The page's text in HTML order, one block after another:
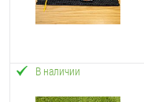
В наличии